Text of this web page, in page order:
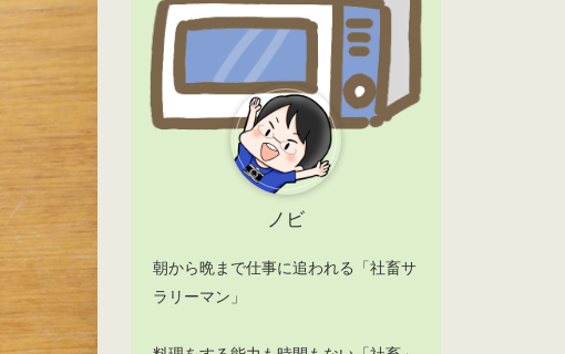
ノビ
朝から晩まで仕事に追われる「社畜サ
ラリーマン」